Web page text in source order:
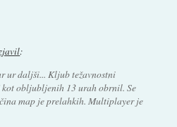
:
ur daljši... Kljub težavnostni
obljubljenih 13 urah obrnil. Se
map je prelahkih. Multiplayer je